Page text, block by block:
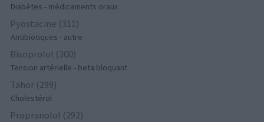
Diabètes - médicaments oraux
Pyostacine (311)
Antibiotiques - autre
Bisoprolol (300)
Tension artérielle - beta bloquant
Tahor (299)
Cholestérol
Propranolol (292)